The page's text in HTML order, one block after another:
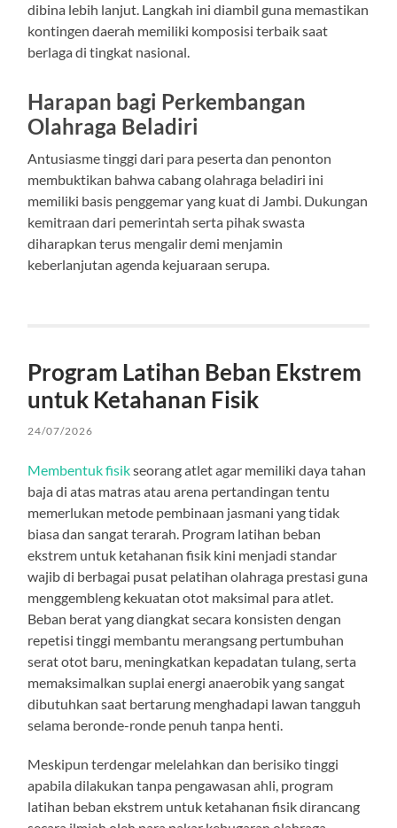
dibina lebih lanjut. Langkah ini diambil guna memastikan
kontingen daerah memiliki komposisi terbaik saat
berlaga di tingkat nasional.
Harapan bagi Perkembangan
Olahraga Beladiri
Antusiasme tinggi dari para peserta dan penonton
membuktikan bahwa cabang olahraga beladiri ini
memiliki basis penggemar yang kuat di Jambi. Dukungan
kemitraan dari pemerintah serta pihak swasta
diharapkan terus mengalir demi menjamin
keberlanjutan agenda kejuaraan serupa.
Program Latihan Beban Ekstrem
untuk Ketahanan Fisik
24/07/2026
Membentuk fisikseorang atlet agar memiliki daya tahan
baja di atas matras atau arena pertandingan tentu
memerlukan metode pembinaan jasmani yang tidak
biasa dan sangat terarah. Program latihan beban
ekstrem untuk ketahanan fisik kini menjadi standar
wajib di berbagai pusat pelatihan olahraga prestasi guna
menggembleng kekuatan otot maksimal para atlet.
Beban berat yang diangkat secara konsisten dengan
repetisi tinggi membantu merangsang pertumbuhan
serat otot baru, meningkatkan kepadatan tulang, serta
memaksimalkan suplai energi anaerobik yang sangat
dibutuhkan saat bertarung menghadapi lawan tangguh
selama beronde-ronde penuh tanpa henti.
Meskipun terdengar melelahkan dan berisiko tinggi
apabila dilakukan tanpa pengawasan ahli, program
latihan beban ekstrem untuk ketahanan fisik dirancang